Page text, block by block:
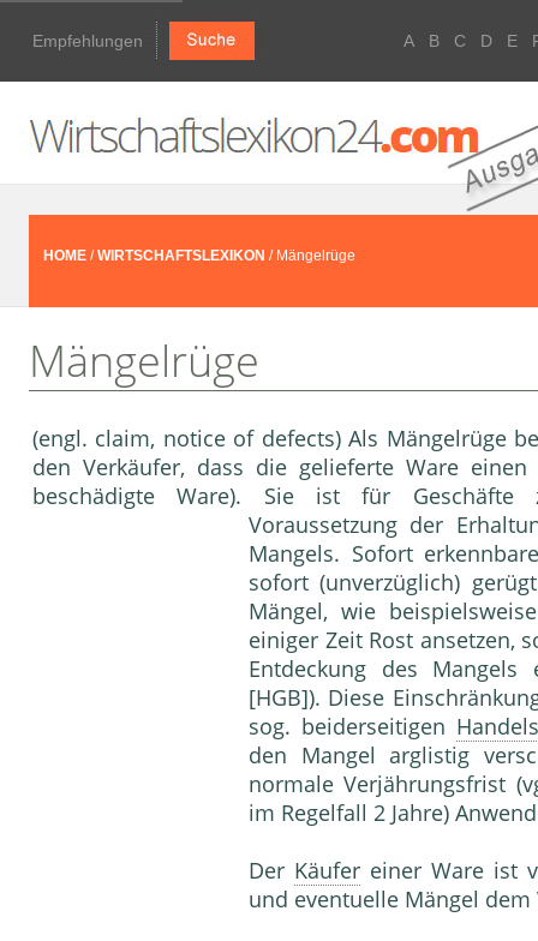
Empfehlungen A B C D E
HOME /WIRTSCHAFTSLEXIKON / Mängelrüge
Mängelrüge
(engl. claim, notice of defects) Als Mängelrüge
den Verkäufer, dass die gelieferte Ware
beschädigte Ware). Sie ist für Geschäfte
Voraussetzung der
Mangels. Sofort
sofort (unverzüglich)
Mängel, wie
einiger Zeit Rost ansetzen,
Entdeckung des
[HGB]). Diese
sog. beiderseitigen
den Mangel arglistig
normale Verjährungsfrist
im Regelfall 2 Jahre)
Der Käufer einer Ware ist
und eventuelle Mängel